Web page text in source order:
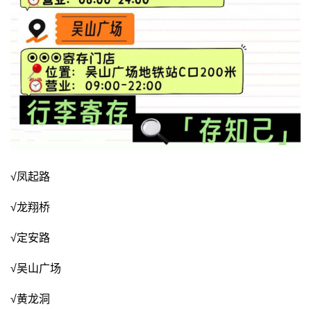
√凤起路
√龙翔桥
√定安路
√吴山广场
√黄龙洞